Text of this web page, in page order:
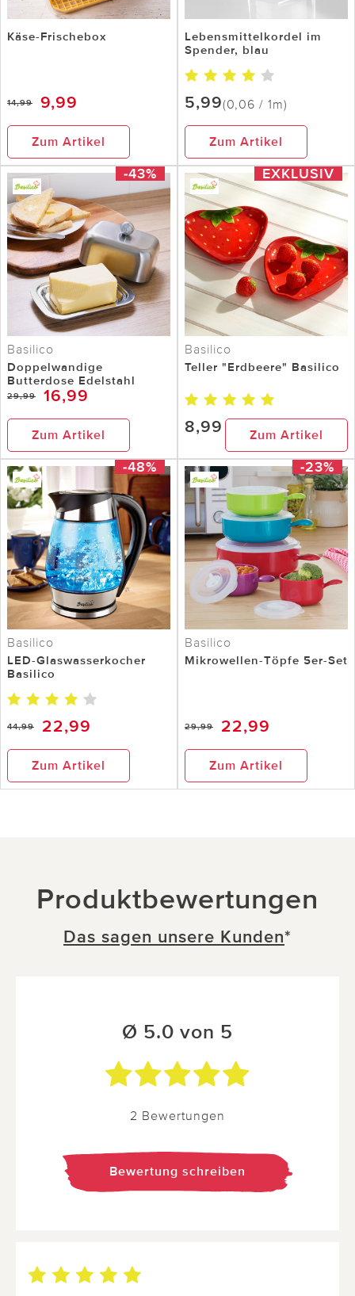
Käse-Frischebox
14,99 9,99
Zum Artikel
Lebensmittelkordel im
Spender, blau
5,99(0,06 / 1m)
Zum Artikel
-43%
Basilico
Doppelwandige
Butterdose Edelstahl
29,99 16,99
Zum Artikel
EXKLUSIV
Basilico
Teller "Erdbeere" Basilico
8,99 Zum Artikel
-48%
Basilico
LED-Glaswasserkocher
Basilico
44,99 22,99
Zum Artikel
-23%
Basilico
Mikrowellen-Töpfe 5er-Set
29,99 22,99
Zum Artikel
Produktbewertungen
Das sagen unsere Kunden*
Ø 5.0 von 5
2 Bewertungen
Bewertung schreiben